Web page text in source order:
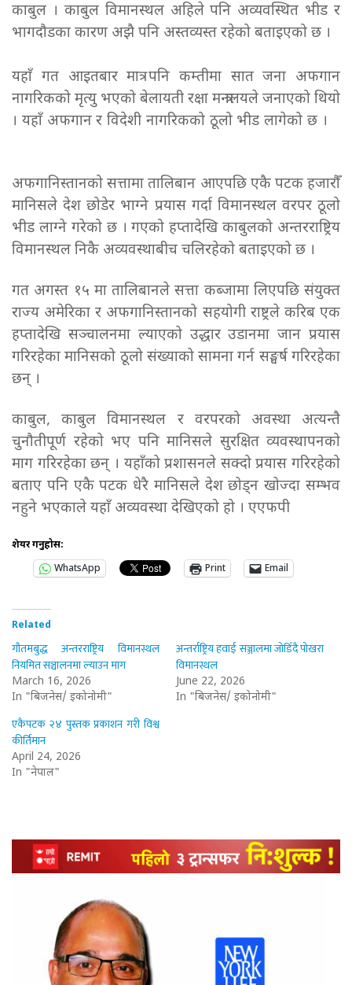
काबुल । काबुल विमानस्थल अहिले पनि अव्यवस्थित भीड र
भागदौडका कारण अझै पनि अस्तव्यस्त रहेको बताइएको छ ।
यहाँ गत आइतबार मात्र पनि कम्तीमा सात जना अफगान
नागरिकको मृत्यु भएको बेलायती रक्षा मन्त्रालयले जनाएको थियो
। यहाँ अफगान र विदेशी नागरिकको ठूलो भीड लागेको छ ।
अफगानिस्तानको सत्तामा तालिबान आएपछि एकै पटक हजारौँ
मानिसले देश छोडेर भाग्ने प्रयास गर्दा विमानस्थल वरपर ठूलो
भीड लाग्ने गरेको छ । गएको हप्तादेखि काबुलको अन्तरराष्ट्रिय
विमानस्थल निकै अव्यवस्थाबीच चलिरहेको बताइएको छ ।
गत अगस्त १५ मा तालिबानले सत्ता कब्जामा लिएपछि संयुक्त
राज्य अमेरिका र अफगानिस्तानको सहयोगी राष्ट्रले करिब एक
हप्तादेखि सञ्चालनमा ल्याएको उद्धार उडानमा जान प्रयास
गरिरहेका मानिसको ठूलो संख्याको सामना गर्न सङ्घर्ष गरिरहेका
छन् ।
काबुल, काबुल विमानस्थल र वरपरको अवस्था अत्यन्तै
चुनौतीपूर्ण रहेको भए पनि मानिसले सुरक्षित व्यवस्थापनको
माग गरिरहेका छन् । यहाँको प्रशासनले सक्दो प्रयास गरिरहेको
बताए पनि एकै पटक धेरै मानिसले देश छोड्न खोज्दा सम्भव
नहुने भएकाले यहाँ अव्यवस्था देखिएको हो । एएफपी
शेयर गर्नुहोस:
WhatsApp
Print Email
Related
गौतमबुद्ध अन्तरराष्ट्रिय विमानस्थल
नियमित सञ्चालनमा ल्याउन माग
March 16, 2026
In "बिजनेस/ इकोनोमी"
अन्तर्राष्ट्रिय हवाई सञ्जालमा जोडिँदै पोखरा
विमानस्थल
June 22, 2026
In "बिजनेस/ इकोनोमी"
एकैपटक २४ पुस्तक प्रकाशन गरी विश्व
कीर्तिमान
April 24, 2026
In "नेपाल"